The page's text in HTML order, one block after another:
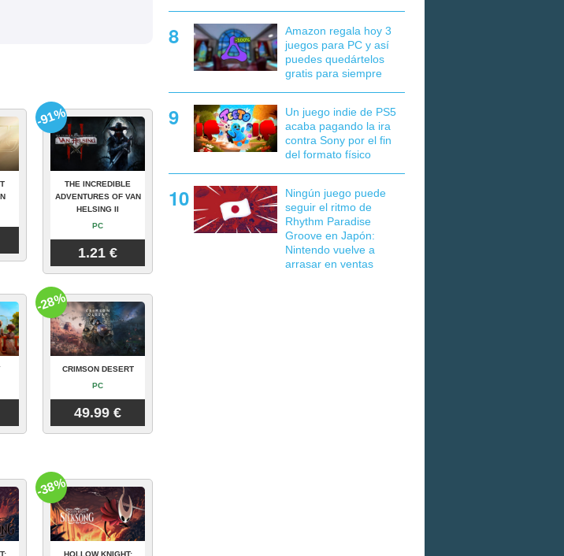
THE INCREDIBLE
ADVENTURES OF VAN
HELSING II
PC
1.21 €
-91%
CRIMSON DESERT
PC
49.99 €
-28%
HOLLOW KNIGHT:
-38%
Amazon regala hoy 3
juegos para PC y así
puedes quedártelos
gratis para siempre
Un juego indie de PS5
acaba pagando la ira
contra Sony por el fin
del formato físico
Ningún juego puede
seguir el ritmo de
Rhythm Paradise
Groove en Japón:
Nintendo vuelve a
arrasar en ventas